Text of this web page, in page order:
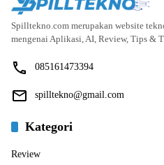
Spilltekno.com merupakan website
mengenai Aplikasi, AI, Review, Tips &
085161473394
spilltekno@gmail.com
Kategori
Review